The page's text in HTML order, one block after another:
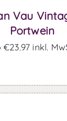
Vau
Portwein
€23,97 inkl.